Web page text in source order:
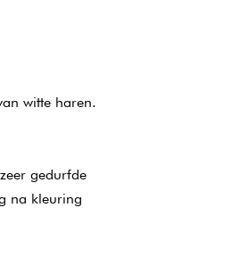
witte haren.
gedurfde
na kleuring